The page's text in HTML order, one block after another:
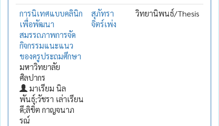
การนิเทศแบบคลินิก
เพื่อพัฒนา
สมรรถภาพการจัด
กิจกรรมแนะแนว
ของครูประถมศึกษา
มหาวิทยาลัย
ศิลปากร
มาเรียม นิล
พันธุ์;วัชรา เล่าเรียน
ดี;ลิขิต กาญจนาภ
รณ์
สุภัทรา
จิตร์เพ่ง
วิทยานิพนธ์/Thesis